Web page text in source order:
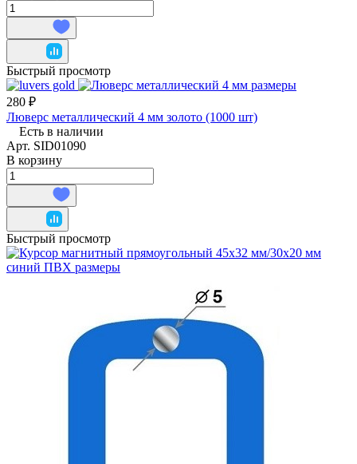
Быстрый просмотр
280 ₽
Люверс металлический 4 мм золото (1000 шт)
Есть в наличии
Арт. SID01090
В корзину
Быстрый просмотр